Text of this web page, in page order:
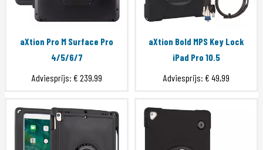
aXtion Pro M Surface Pro
4/5/6/7
Adviesprijs: € 239,99
aXtion Bold MPS Key Lock
iPad Pro 10.5
Adviesprijs: € 49,99